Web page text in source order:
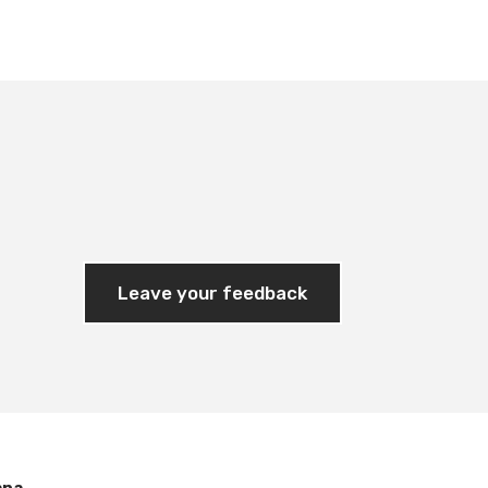
Leave your feedback